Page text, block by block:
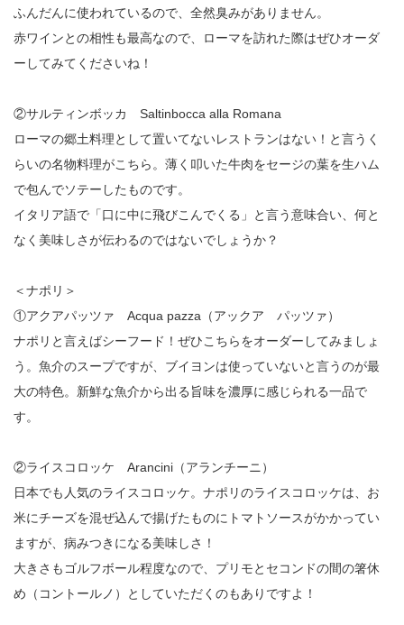
ふんだんに使われているので、全然臭みがありません。
赤ワインとの相性も最高なので、ローマを訪れた際はぜひオーダ
ーしてみてくださいね！
②サルティンボッカ Saltinbocca alla Romana
ローマの郷土料理として置いてないレストランはない！と言うく
らいの名物料理がこちら。薄く叩いた牛肉をセージの葉を生ハム
で包んでソテーしたものです。
イタリア語で「口に中に飛びこんでくる」と言う意味合い、何と
なく美味しさが伝わるのではないでしょうか？
＜ナポリ＞
①アクアパッツァ Acqua pazza（アックア パッツァ）
ナポリと言えばシーフード！ぜひこちらをオーダーしてみましょ
う。魚介のスープですが、ブイヨンは使っていないと言うのが最
大の特色。新鮮な魚介から出る旨味を濃厚に感じられる一品で
す。
②ライスコロッケ Arancini（アランチーニ）
日本でも人気のライスコロッケ。ナポリのライスコロッケは、お
米にチーズを混ぜ込んで揚げたものにトマトソースがかかってい
ますが、病みつきになる美味しさ！
大きさもゴルフボール程度なので、プリモとセコンドの間の箸休
め（コントールノ）としていただくのもありですよ！